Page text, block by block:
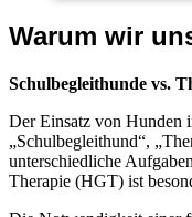
Warum wir
Schulbegleithunde vs.
Der Einsatz von Hunden
„Schulbegleithund“,
unterschiedliche
Therapie (HGT) ist